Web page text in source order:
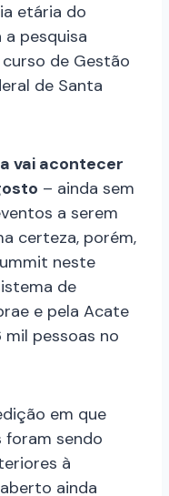
etária do
pesquisa
de Gestão
de Santa
vai acontecer
– ainda sem
a serem
certeza, porém,
neste
de
e pela Acate
pessoas no
em que
foram sendo
à
ainda